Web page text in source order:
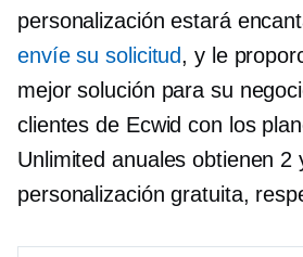
personalización estará
envíe su solicitud, y le
mejor solución para su
clientes de Ecwid con los
Unlimited anuales obtienen 2
personalización gratuita,